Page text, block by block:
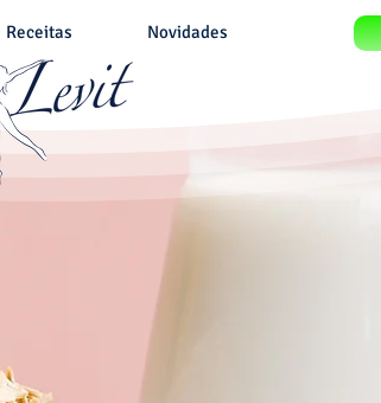
Receitas Novidades